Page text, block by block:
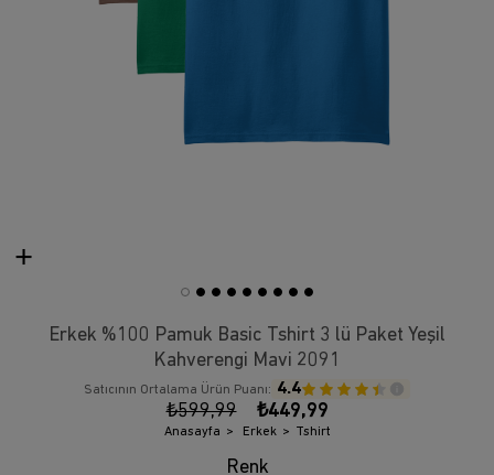
Erkek %100 Pamuk Basic Tshirt 3 lü Paket Yeşil
Kahverengi Mavi 2091
Satıcının Ortalama Ürün Puanı: 4.4
₺599,99 ₺449,99
Anasayfa Erkek Tshirt